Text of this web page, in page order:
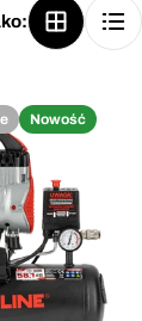
Nowość